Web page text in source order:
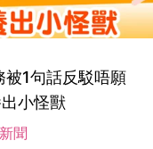
被1句話反駁唔願
小怪獸
聞